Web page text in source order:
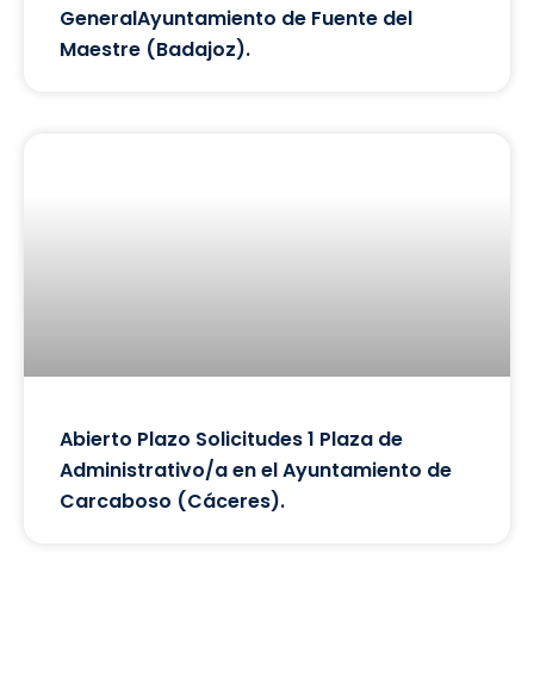
GeneralAyuntamiento de Fuente del
Maestre (Badajoz).
Abierto Plazo Solicitudes 1 Plaza de
Administrativo/a en el Ayuntamiento de
Carcaboso (Cáceres).